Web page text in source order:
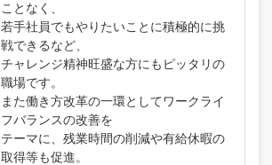
ことなく、
若手社員でもやりたいことに積極的に挑
戦できるなど、
チャレンジ精神旺盛な方にもピッタリの
職場です。
また働き方改革の一環としてワークライ
フバランスの改善を
テーマに、残業時間の削減や有給休暇の
取得等も促進。